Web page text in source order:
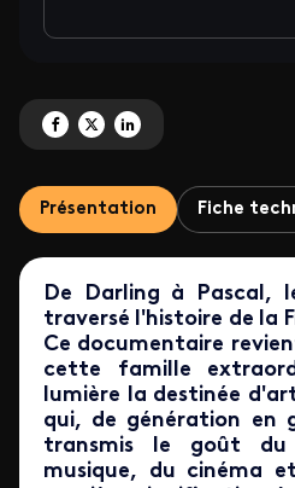
Partagez 'Les Légitimus, une famille
Partagez 'Les Légitimus, une
Partagez 'Les Légitimus,
Présentation Fiche
De Darling à Pascal,
traversé l'histoire de la
Ce documentaire
cette famille
lumière la destinée
qui, de génération en
transmis le goût
musique, du cinéma